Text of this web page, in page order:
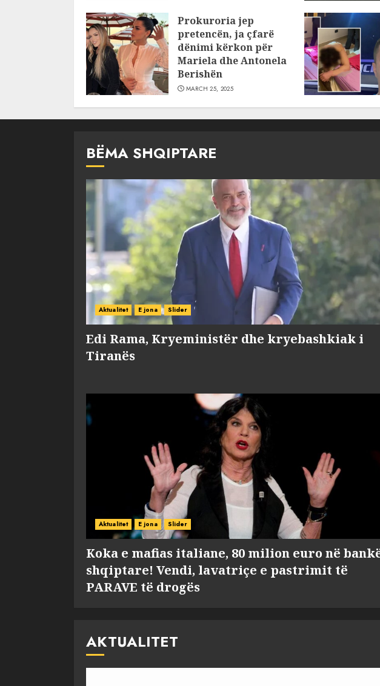
JULY 24, 2025
Prokuroria jep
pretencën, ja çfarë
dënimi kërkon për
Mariela dhe Antonela
Berishën
MARCH 25, 2025
BËMA SHQIPTARE
Aktualitet E jona Slider
Edi Rama, Kryeministër dhe kryebashkiak i
Tiranës
Aktualitet E jona Slider
Koka e mafias italiane, 80 milion euro në
shqiptare! Vendi, lavatriçe e pastrimit të
PARAVE të drogës
AKTUALITET